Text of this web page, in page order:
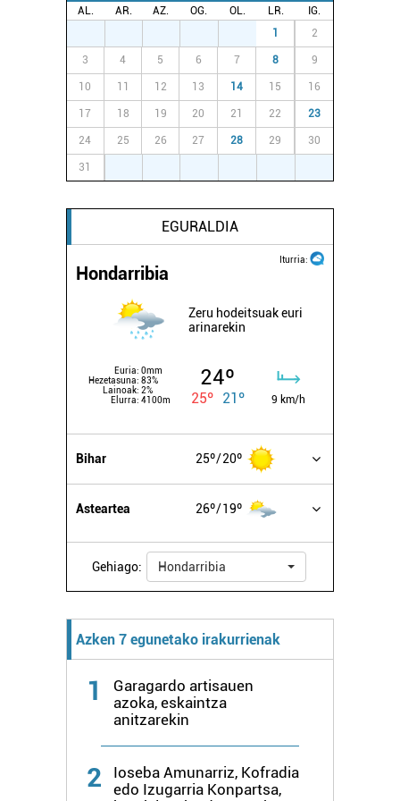
Lortu zure datu pertsonalak prozesatzeko moduari
buruzko informazio gehiago eta ezarri zure lehentasunak
datuen atalean. Edozein unetan alda edo ken dezakezu
zure baimena Cookieen adierazpenean.
Webgune honek cookie propioak eta hirugarrenen cookie-
fitxategiak erabiltzen ditu. Zure esperientzia eta
zerbitzuak hobetzeko asmoz, cookie teknologiaz
baliatzen gara. Ohar hau onartuz gero, teknologia hori
AL. AR. AZ. OG. OL. LR.
IG.
1 2
3 4 5 6 7 8 9
10 11 12 13 14 15 16
17 18 19 20 21 22 23
24 25 26 27 28 29 30
31
EGURALDIA
Iturria:
Hondarribia
Zeru hodeitsuak euri
arinarekin
Euria: 0mm
Hezetasuna: 83%
Lainoak: 2%
Elurra: 4100m
24º
25º 21º 9 km/h
Bihar 25º 20º
Asteartea 26º 19º
Gehiago: Hondarribia
Azken 7 egunetako irakurrienak
1
Garagardo artisauen
azoka, eskaintza
anitzarekin
2
Ioseba Amunarriz, Kofradia
edo Izugarria Konpartsa,